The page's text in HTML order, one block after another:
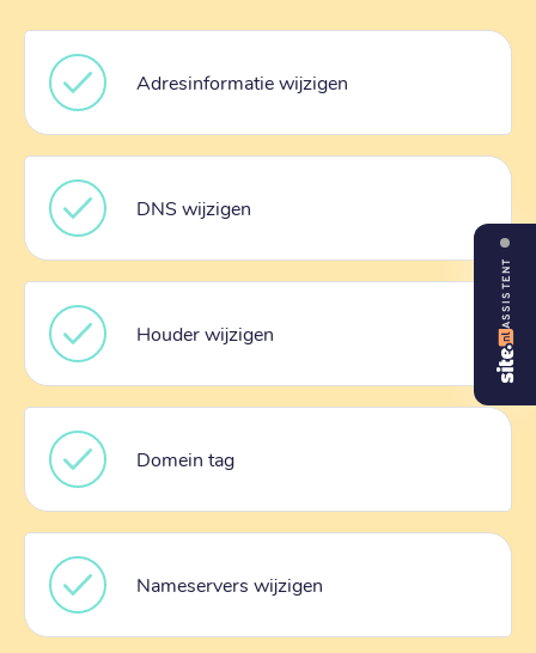
Adresinformatie wijzigen
DNS wijzigen
Houder wijzigen
Domein tag
Nameservers wijzigen
ASSISTENT